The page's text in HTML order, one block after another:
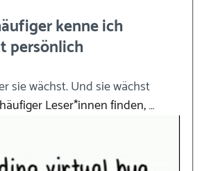
kenne ich
persönlich
sie wächst. Und sie wächst
Leser*innen finden, …